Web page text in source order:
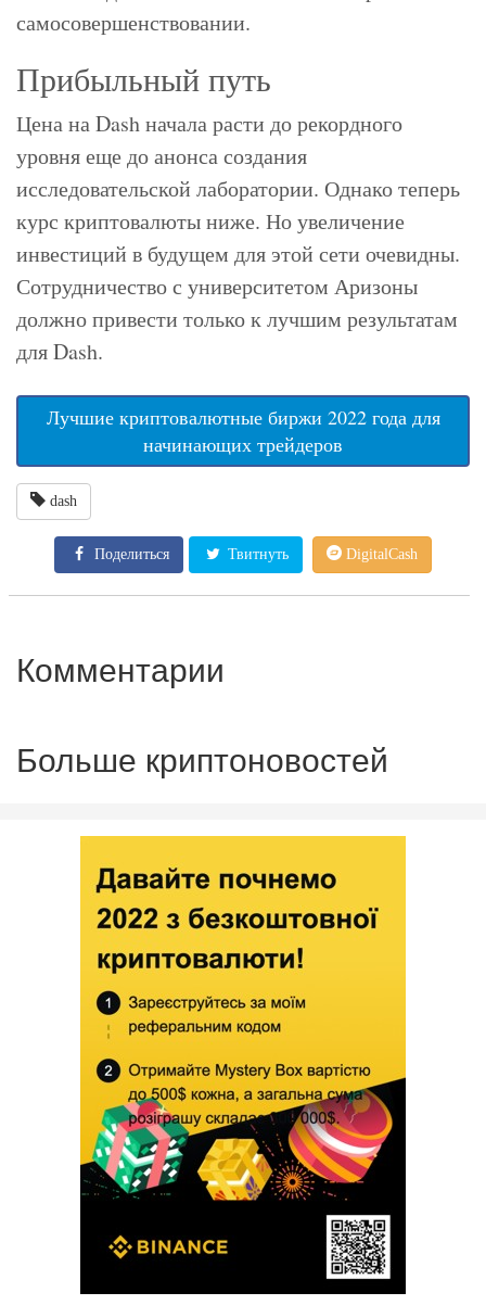
самосовершенствовании.
Прибыльный путь
Цена на Dash начала расти до рекордного
уровня еще до анонса создания
исследовательской лаборатории. Однако теперь
курс криптовалюты ниже. Но увеличение
инвестиций в будущем для этой сети очевидны.
Сотрудничество с университетом Аризоны
должно привести только к лучшим результатам
для Dash.
Лучшие криптовалютные биржи 2022 года для
начинающих трейдеров
dash
Поделиться Твитнуть DigitalCash
Комментарии
Больше криптоновостей